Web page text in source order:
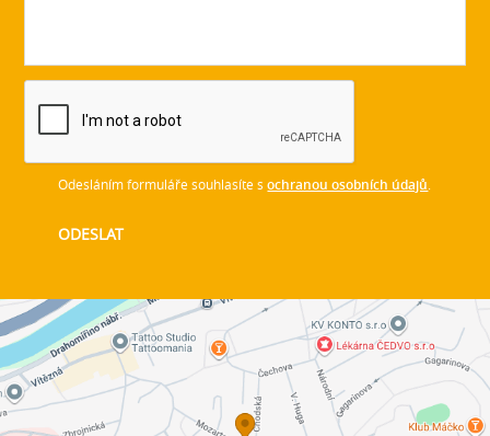
Odesláním formuláře souhlasíte sochranou osobních údajů